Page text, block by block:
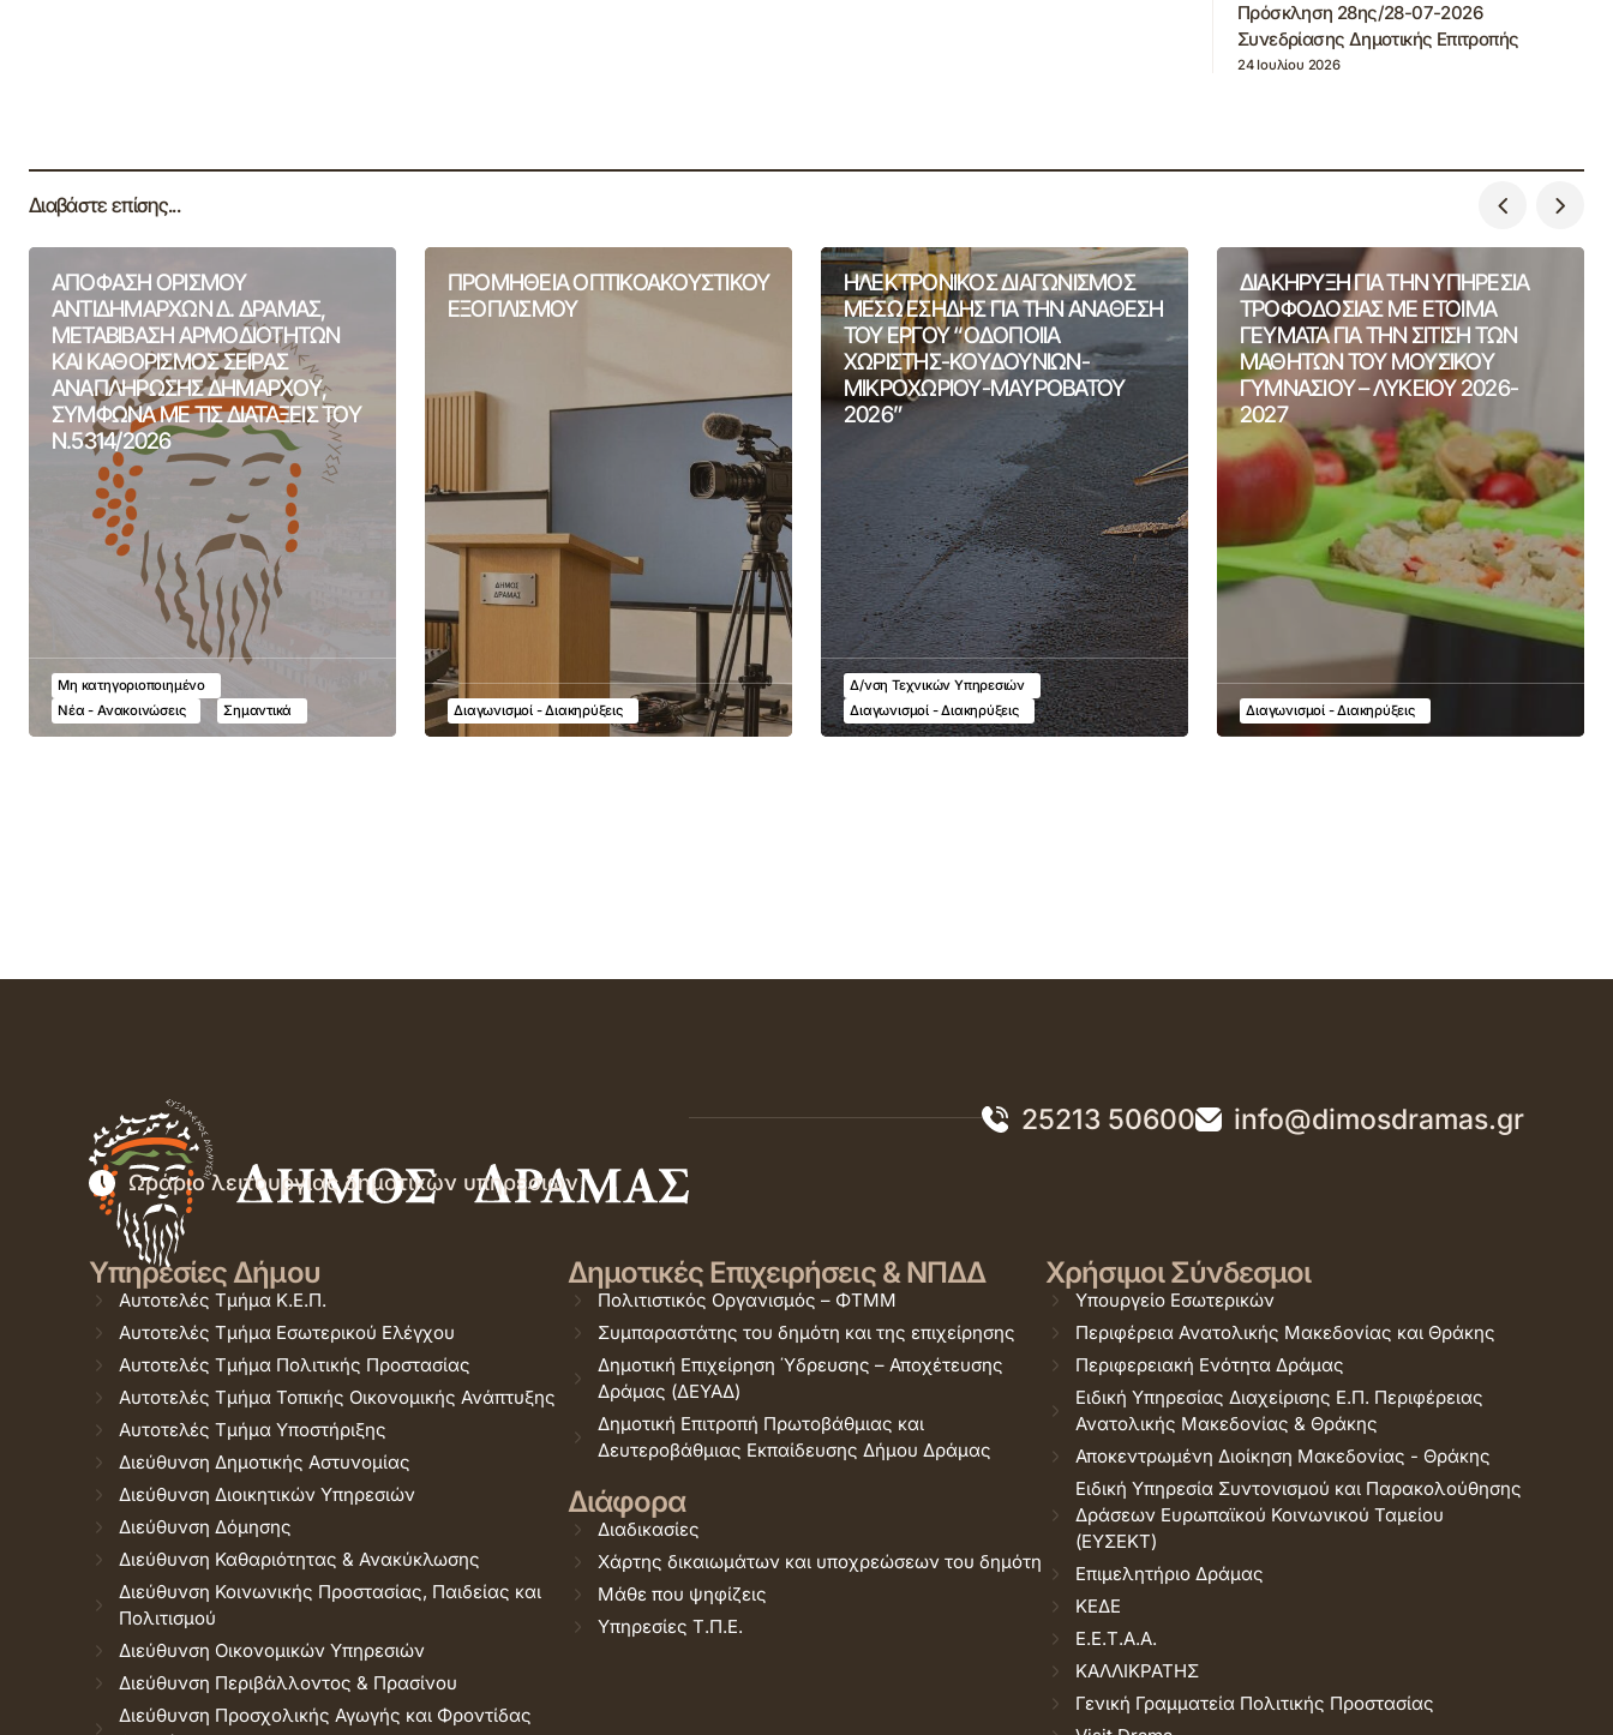
Πρόσκληση 28ης/28-07-2026
Συνεδρίασης Δημοτικής Επιτροπής
24 Ιουλίου 2026
Διαβάστε επίσης...
ΑΠΟΦΑΣΗ ΟΡΙΣΜΟΥ
ΑΝΤΙΔΗΜΑΡΧΩΝ Δ. ΔΡΑΜΑΣ,
ΜΕΤΑΒΙΒΑΣΗ ΑΡΜΟΔΙΟΤΗΤΩΝ
ΚΑΙ ΚΑΘΟΡΙΣΜΟΣ ΣΕΙΡΑΣ
ΑΝΑΠΛΗΡΩΣΗΣ ΔΗΜΑΡΧΟΥ,
ΣΥΜΦΩΝΑ ΜΕ ΤΙΣ ΔΙΑΤΑΞΕΙΣ ΤΟΥ
Ν.5314/2026
Μη κατηγοριοποιημένο
Νέα - Ανακοινώσεις
Σημαντικά
ΠΡΟΜΗΘΕΙΑ ΟΠΤΙΚΟΑΚΟΥΣΤΙΚΟΥ
ΕΞΟΠΛΙΣΜΟΥ
Διαγωνισμοί - Διακηρύξεις
ΗΛΕΚΤΡΟΝΙΚΟΣ ΔΙΑΓΩΝΙΣΜΟΣ
ΜΕΣΩ ΕΣΗΔΗΣ ΓΙΑ ΤΗΝ ΑΝΑΘΕΣΗ
ΤΟΥ ΕΡΓΟΥ “ΟΔΟΠΟΙΙΑ
ΧΩΡΙΣΤΗΣ-ΚΟΥΔΟΥΝΙΩΝ-
ΜΙΚΡΟΧΩΡΙΟΥ-ΜΑΥΡΟΒΑΤΟΥ
2026”
Δ/νση Τεχνικών Υπηρεσιών
Διαγωνισμοί - Διακηρύξεις
ΔΙΑΚΗΡΥΞΗ ΓΙΑ ΤΗΝ ΥΠΗΡΕΣΙΑ
ΤΡΟΦΟΔΟΣΙΑΣ ΜΕ ΕΤΟΙΜΑ
ΓΕΥΜΑΤΑ ΓΙΑ ΤΗΝ ΣΙΤΙΣΗ ΤΩΝ
ΜΑΘΗΤΩΝ ΤΟΥ ΜΟΥΣΙΚΟΥ
ΓΥΜΝΑΣΙΟΥ – ΛΥΚΕΙΟΥ 2026-
2027
Διαγωνισμοί - Διακηρύξεις
25213 50600 info@dimosdramas.gr
Ωράριο λειτουργίας δημοτικών υπηρεσιών
Υπηρεσίες Δήμου
Αυτοτελές Τμήμα Κ.Ε.Π.
Αυτοτελές Τμήμα Εσωτερικού Ελέγχου
Αυτοτελές Τμήμα Πολιτικής Προστασίας
Αυτοτελές Τμήμα Τοπικής Οικονομικής Ανάπτυξης
Αυτοτελές Τμήμα Υποστήριξης
Διεύθυνση Δημοτικής Αστυνομίας
Διεύθυνση Διοικητικών Υπηρεσιών
Διεύθυνση Δόμησης
Διεύθυνση Καθαριότητας & Ανακύκλωσης
Διεύθυνση Κοινωνικής Προστασίας, Παιδείας και
Πολιτισμού
Διεύθυνση Οικονομικών Υπηρεσιών
Διεύθυνση Περιβάλλοντος & Πρασίνου
Διεύθυνση Προσχολικής Αγωγής και Φροντίδας
Δημοτικές Επιχειρήσεις & ΝΠΔΔ
Πολιτιστικός Οργανισμός – ΦΤΜΜ
Συμπαραστάτης του δημότη και της επιχείρησης
Δημοτική Επιχείρηση Ύδρευσης – Αποχέτευσης
Δράμας (ΔΕΥΑΔ)
Δημοτική Επιτροπή Πρωτοβάθμιας και
Δευτεροβάθμιας Εκπαίδευσης Δήμου Δράμας
Διάφορα
Διαδικασίες
Χάρτης δικαιωμάτων και υποχρεώσεων του δημότη
Μάθε που ψηφίζεις
Υπηρεσίες Τ.Π.Ε.
Χρήσιμοι Σύνδεσμοι
Υπουργείο Εσωτερικών
Περιφέρεια Ανατολικής Μακεδονίας και Θράκης
Περιφερειακή Ενότητα Δράμας
Ειδική Υπηρεσίας Διαχείρισης Ε.Π. Περιφέρειας
Ανατολικής Μακεδονίας & Θράκης
Αποκεντρωμένη Διοίκηση Μακεδονίας - Θράκης
Ειδική Υπηρεσία Συντονισμού και Παρακολούθησης
Δράσεων Ευρωπαϊκού Κοινωνικού Ταμείου
(ΕΥΣΕΚΤ)
Επιμελητήριο Δράμας
ΚΕΔΕ
Ε.Ε.Τ.Α.Α.
ΚΑΛΛΙΚΡΑΤΗΣ
Γενική Γραμματεία Πολιτικής Προστασίας